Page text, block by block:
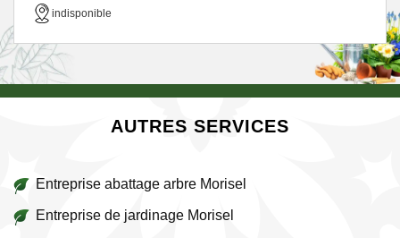
indisponible
AUTRES SERVICES
Entreprise abattage arbre Morisel
Entreprise de jardinage Morisel